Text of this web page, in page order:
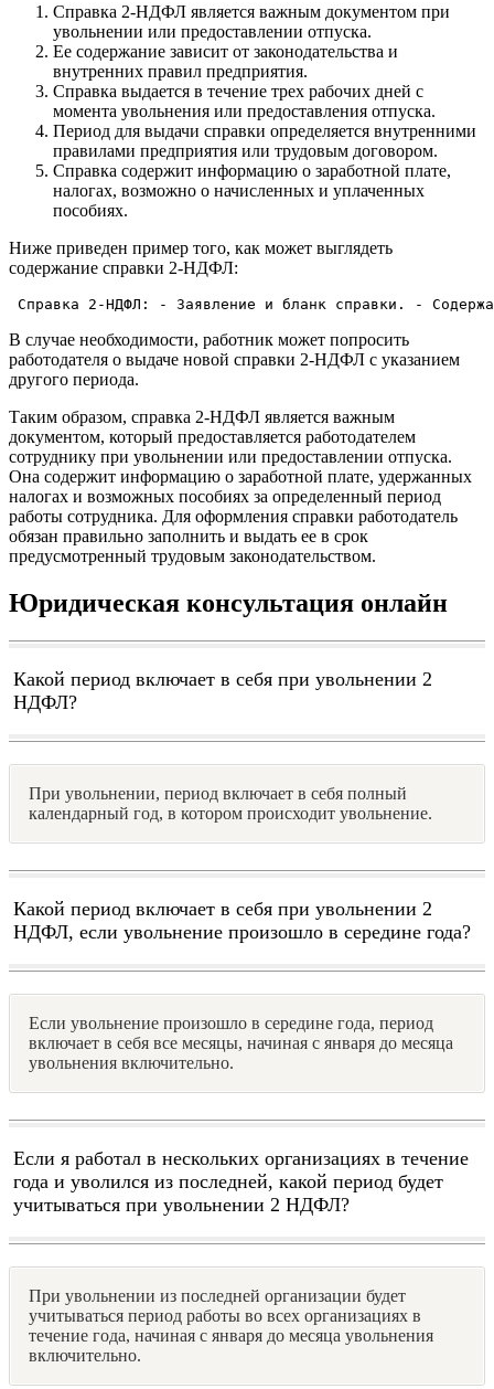
Справка 2-НДФЛ является важным документом при
увольнении или предоставлении отпуска.
Ее содержание зависит от законодательства и
внутренних правил предприятия.
Справка выдается в течение трех рабочих дней с
момента увольнения или предоставления отпуска.
Период для выдачи справки определяется внутренними
правилами предприятия или трудовым договором.
Справка содержит информацию о заработной плате,
налогах, возможно о начисленных и уплаченных
пособиях.
Ниже приведен пример того, как может выглядеть
содержание справки 2-НДФЛ:
Справка 2-НДФЛ: - Заявление и бланк справки. -
В случае необходимости, работник может попросить
работодателя о выдаче новой справки 2-НДФЛ с указанием
другого периода.
Таким образом, справка 2-НДФЛ является важным
документом, который предоставляется работодателем
сотруднику при увольнении или предоставлении отпуска.
Она содержит информацию о заработной плате, удержанных
налогах и возможных пособиях за определенный период
работы сотрудника. Для оформления справки работодатель
обязан правильно заполнить и выдать ее в срок
предусмотренный трудовым законодательством.
Юридическая консультация онлайн
Какой период включает в себя при увольнении 2
НДФЛ?
При увольнении, период включает в себя полный
календарный год, в котором происходит увольнение.
Какой период включает в себя при увольнении 2
НДФЛ, если увольнение произошло в середине года?
Если увольнение произошло в середине года, период
включает в себя все месяцы, начиная с января до месяца
увольнения включительно.
Если я работал в нескольких организациях в течение
года и уволился из последней, какой период будет
учитываться при увольнении 2 НДФЛ?
При увольнении из последней организации будет
учитываться период работы во всех организациях в
течение года, начиная с января до месяца увольнения
включительно.